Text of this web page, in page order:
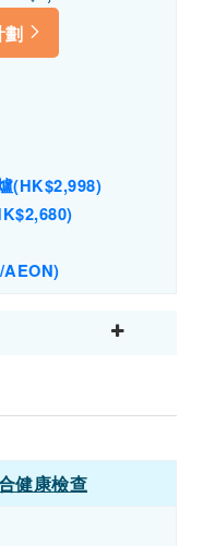
劃
(HK$2,998)
AEON)
健康檢查